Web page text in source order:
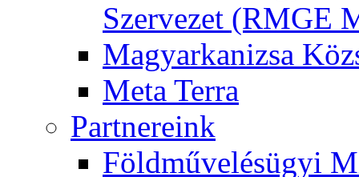
Szervezet (RMGE
Magyarkanizsa
Meta Terra
Partnereink
Földművelésügyi